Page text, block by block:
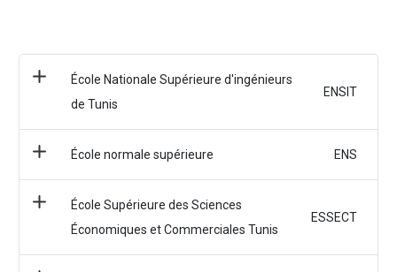
École Nationale Supérieure d'ingénieurs
de Tunis
ENSIT
École normale supérieure ENS
École Supérieure des Sciences
Économiques et Commerciales Tunis
ESSECT